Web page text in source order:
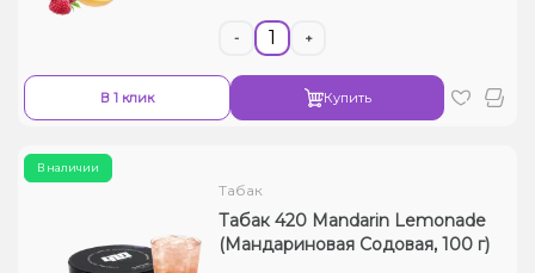
- +
В 1 клик Купить
В наличии
Табак
Табак 420 Mandarin Lemonade
(Мандариновая Содовая, 100 г)